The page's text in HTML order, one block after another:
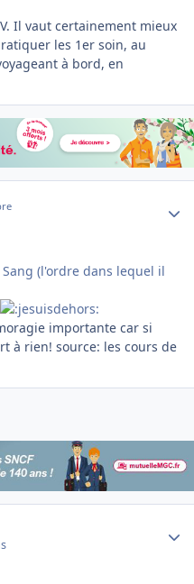
Il vaut certainement mieux
les 1er soin, au
à bord, en
(l'ordre dans lequel il
importante car si
à rien! source: les cours de